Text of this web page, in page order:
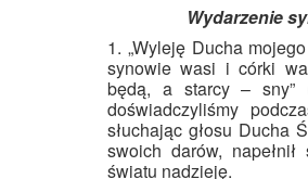
Wydarzenie
1. „Wyleję Ducha
synowie wasi i córki
będą, a starcy –
doświadczyliśmy
słuchając głosu Ducha
swoich darów,
światu nadzieję.